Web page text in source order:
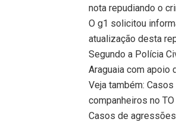
nota repudiando o
O g1 solicitou
atualização desta
Segundo a Polícia
Araguaia com apoio
Veja também:
companheiros no TO
Casos de